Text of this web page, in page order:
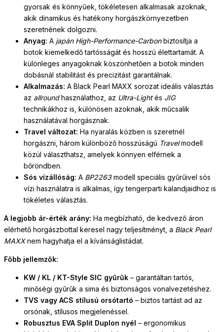
gyorsak és könnyűek, tökéletesen alkalmasak azoknak,
akik dinamikus és hatékony horgászkörnyezetben
szeretnének dolgozni.
Anyag: A japán High-Performance-Carbonbiztosítja a
botok kiemelkedő tartósságát és hosszú élettartamát. A
különleges anyagoknak köszönhetően a botok minden
dobásnál stabilitást és precizitást garantálnak.
Alkalmazás: A Black Pearl MAXX sorozat ideális választás
az allroundhasználathoz, az Ultra-Lightés JIG
technikákhoz is, különösen azoknak, akik műcsalik
használatával horgásznak.
Travel változat: Ha nyaralás közben is szeretnél
horgászni, három különböző hosszúságú Travelmodell
közül választhatsz, amelyek könnyen elférnek a
bőröndben.
Sós vízállóság: A BP2263modell speciális gyűrűivel sós
vízi használatra is alkalmas, így tengerparti kalandjaidhoz is
tökéletes választás.
A legjobb ár-érték arány: Ha megbízható, de kedvező áron
elérhető horgászbottal keresel nagy teljesítményt, a Black Pearl
MAXXnem hagyhatja el a kívánságlistádat.
Főbb jellemzők:
KW / KL / KT-Style SIC gyűrűk – garantáltan tartós,
minőségi gyűrűk a sima és biztonságos vonalvezetéshez.
TVS vagy ACS stílusú orsótartó – biztos tartást ad az
orsónak, stílusos megjelenéssel.
Robusztus EVA Split Duplon nyél – ergonomikus